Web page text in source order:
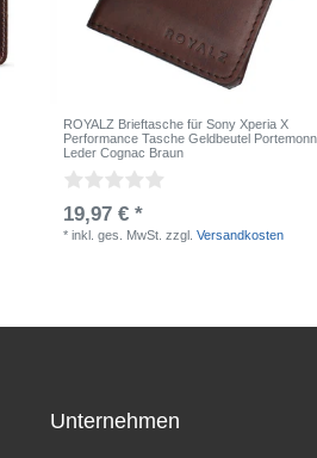
ROYALZ Brieftasche für Sony Xperia X
Performance Tasche Geldbeutel
Leder Cognac Braun
19,97 € *
*inkl. ges. MwSt. zzgl.Versandkosten
Unternehmen